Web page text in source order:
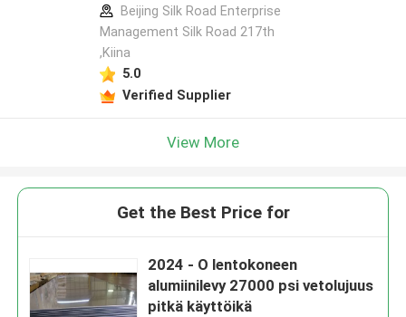
profileBeijing Silk Road Enterprise
Management Silk Road 217th
,Kiina
5.0
Verified Supplier
View More
Get the Best Price for
2024 - O lentokoneen
alumiinilevy 27000 psi vetolujuus
pitkä käyttöikä